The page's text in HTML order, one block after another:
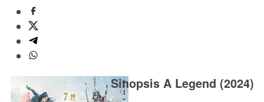
Sinopsis A Legend (2024)